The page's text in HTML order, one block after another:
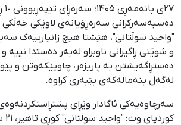
دەسبەسەرکرانی سەرەڕۆیانەی لاوێکی خەڵکی
"واحید سوڵتانی"، هێشتا هیچ زانیارییەک
و شوێنی ڕاگیرانی ناوبراو لەبەر دەستدا نییە و
دەستڕاگەیشتن بە پاریزەر، چاوپێکەوتن و
لەگەڵ بنەماڵەکەی بێبەری کراوە.
سەرچاوەیەکی ئاگادار وێڕای